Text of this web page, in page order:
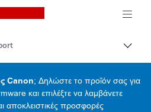
Canon Logo, back to
Canon; Δηλώστε το προϊόν σας για
και επιλέξτε να λαμβάνετε
αποκλειστικές προσφορές